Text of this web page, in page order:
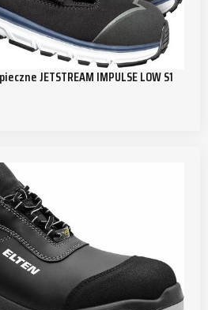
JETSTREAM IMPULSE LOW S1